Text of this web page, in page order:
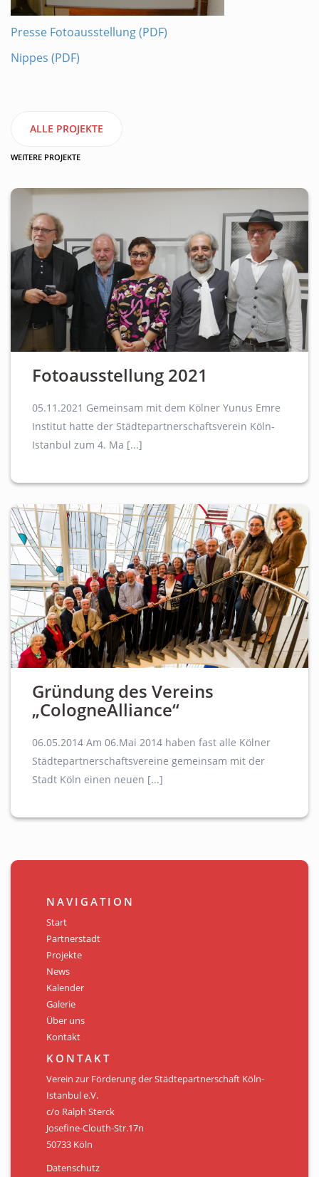
Presse Fotoausstellung (PDF)
Nippes (PDF)
ALLE PROJEKTE
WEITERE PROJEKTE
Fotoausstellung 2021
05.11.2021 Gemeinsam mit dem Kölner Yunus Emre
Institut hatte der Städtepartnerschaftsverein Köln-
Istanbul zum 4. Ma [...]
Gründung des Vereins
„CologneAlliance“
06.05.2014 Am 06.Mai 2014 haben fast alle Kölner
Städtepartnerschaftsvereine gemeinsam mit der
Stadt Köln einen neuen [...]
NAVIGATION
Start
Partnerstadt
Projekte
News
Kalender
Galerie
Über uns
Kontakt
KONTAKT
Verein zur Förderung der Städtepartnerschaft Köln-
Istanbul e.V.
c/o Ralph Sterck
Josefine-Clouth-Str.17n
50733 Köln
Datenschutz